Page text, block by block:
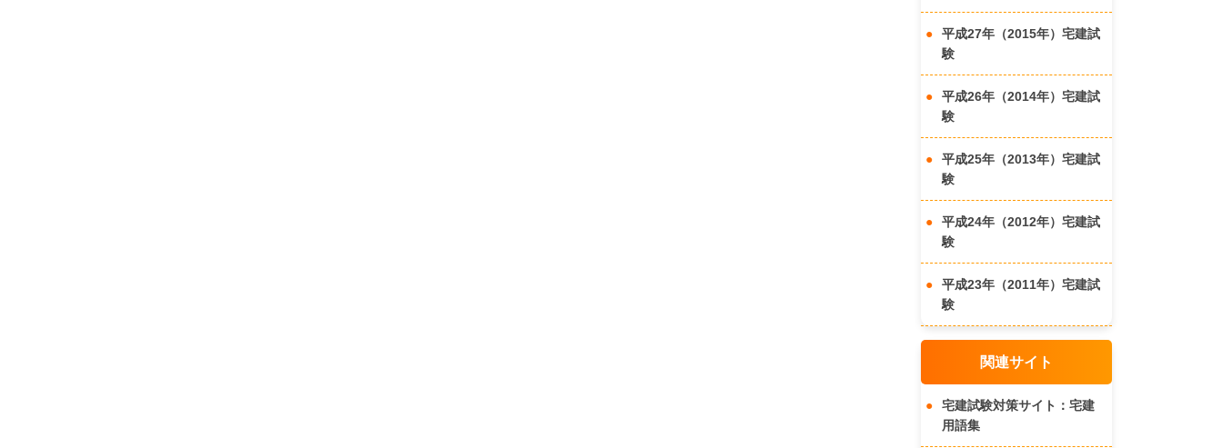
平成27年（2015年）宅建試
験
平成26年（2014年）宅建試
験
平成25年（2013年）宅建試
験
平成24年（2012年）宅建試
験
平成23年（2011年）宅建試
験
関連サイト
宅建試験対策サイト：宅建
用語集